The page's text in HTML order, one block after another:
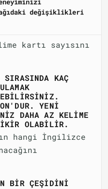
değişiklikleri
kartı sayısını
KAÇ
YENI
DAHA AZ KELIME
OLABILIR.
hangi İngilizce
BIR ÇEŞIDINI